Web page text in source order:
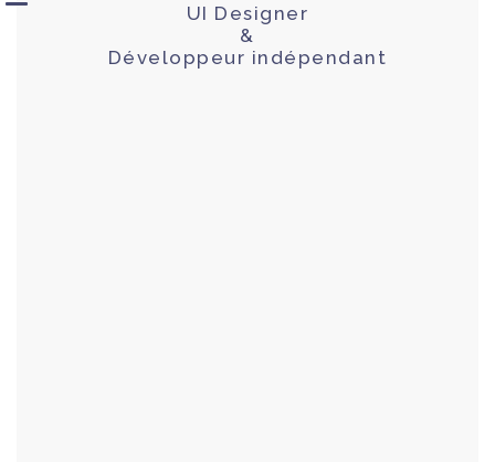
UI Designer
&
Développeur indépendant